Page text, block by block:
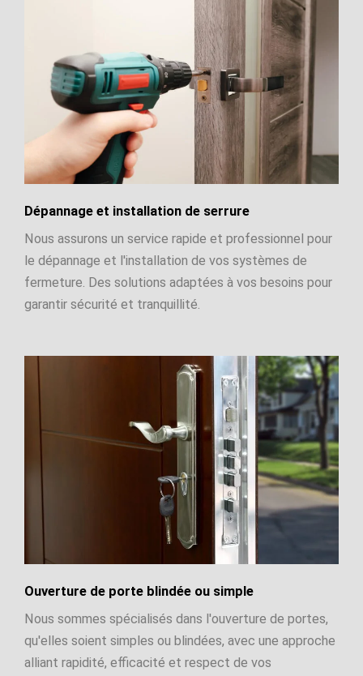
Dépannage et installation de serrure
Nous assurons un service rapide et professionnel pour
le dépannage et l'installation de vos systèmes de
fermeture. Des solutions adaptées à vos besoins pour
garantir sécurité et tranquillité.
Ouverture de porte blindée ou simple
Nous sommes spécialisés dans l'ouverture de portes,
qu'elles soient simples ou blindées, avec une approche
alliant rapidité, efficacité et respect de vos